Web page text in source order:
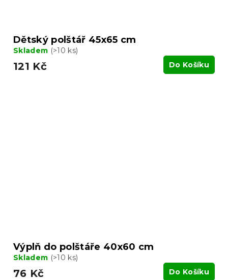
Dětský polštář 45x65 cm
Skladem (>10 ks)
121 Kč Do Košíku
Výplň do polštáře 40x60 cm
Skladem (>10 ks)
76 Kč Do Košíku